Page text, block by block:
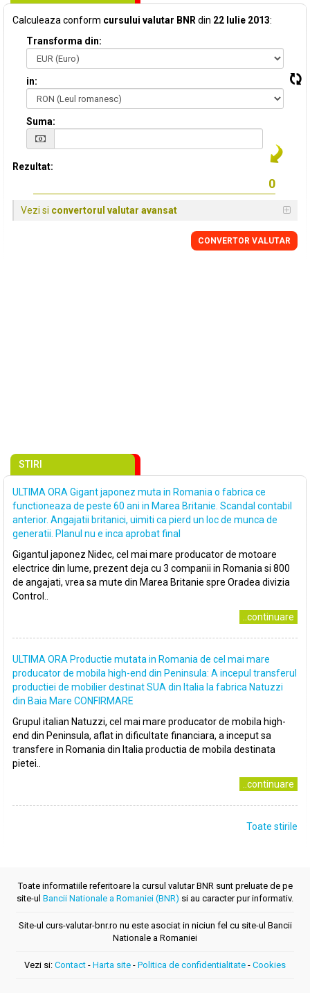
Calculeaza conform cursului valutar BNR din 22 Iulie 2013:
Transforma din:
in:
Suma:
Rezultat:
Vezi si convertorul valutar avansat
CONVERTOR VALUTAR
STIRI
ULTIMA ORA Gigant japonez muta in Romania o fabrica ce
functioneaza de peste 60 ani in Marea Britanie. Scandal contabil
anterior. Angajatii britanici, uimiti ca pierd un loc de munca de
generatii. Planul nu e inca aprobat final
Gigantul japonez Nidec, cel mai mare producator de motoare
electrice din lume, prezent deja cu 3 companii in Romania si 800
de angajati, vrea sa mute din Marea Britanie spre Oradea divizia
Control..
..continuare
ULTIMA ORA Productie mutata in Romania de cel mai mare
producator de mobila high-end din Peninsula: A incepul transferul
productiei de mobilier destinat SUA din Italia la fabrica Natuzzi
din Baia Mare CONFIRMARE
Grupul italian Natuzzi, cel mai mare producator de mobila high-
end din Peninsula, aflat in dificultate financiara, a inceput sa
transfere in Romania din Italia productia de mobila destinata
pietei..
..continuare
Toate stirile
Toate informatiile referitoare la cursul valutar BNR sunt preluate de pe
site-ul Bancii Nationale a Romaniei (BNR) si au caracter pur informativ.
Site-ul curs-valutar-bnr.ro nu este asociat in niciun fel cu site-ul Bancii
Nationale a Romaniei
Vezi si: Contact - Harta site - Politica de confidentialitate - Cookies